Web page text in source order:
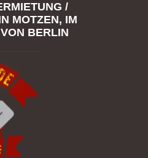
/
MOTZEN, IM
BERLIN